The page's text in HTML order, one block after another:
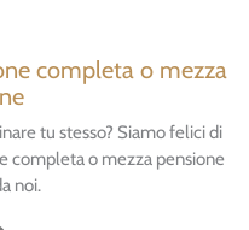
completa o mezza
tu stesso? Siamo felici di
completa o mezza pensione
noi.